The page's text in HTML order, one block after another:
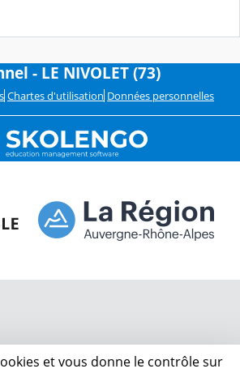
- LE NIVOLET (73)
Chartes d'utilisation Données personnelles
et vous donne le contrôle sur